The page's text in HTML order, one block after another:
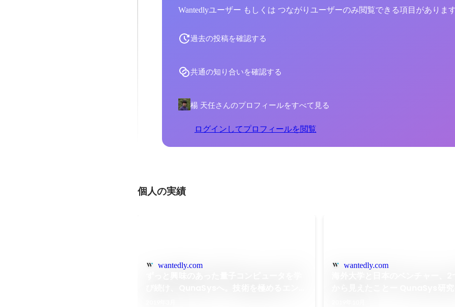
Wantedlyユーザー もしくは つながりユーザーのみ閲覧できる項目がありま
過去の投稿を確認する
共通の知り合いを確認する
楊 天任さんのプロフィールをすべて見る
ログインしてプロフィールを閲覧
個人の実績
wantedly.com wantedly.com